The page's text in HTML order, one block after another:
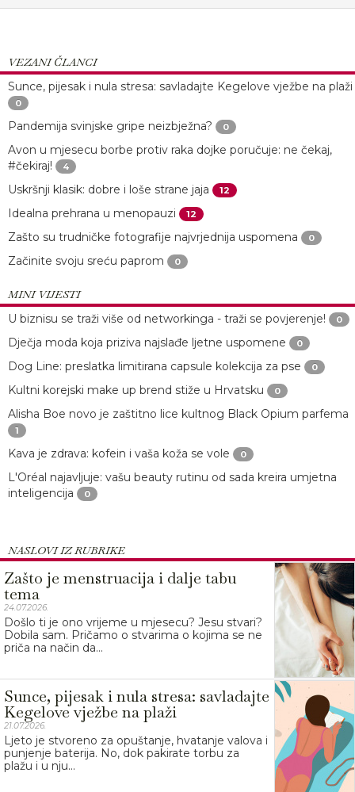
VEZANI ČLANCI
Sunce, pijesak i nula stresa: savladajte Kegelove vježbe na plaži
0
Pandemija svinjske gripe neizbježna? 0
Avon u mjesecu borbe protiv raka dojke poručuje: ne čekaj,
#čekiraj!
4
Uskršnji klasik: dobre i loše strane jaja 12
Idealna prehrana u menopauzi 12
Zašto su trudničke fotografije najvrjednija uspomena 0
Začinite svoju sreću paprom 0
MINI VIJESTI
U biznisu se traži više od networkinga - traži se povjerenje!
0
Dječja moda koja priziva najslađe ljetne uspomene 0
Dog Line: preslatka limitirana capsule kolekcija za pse 0
Kultni korejski make up brend stiže u Hrvatsku 0
Alisha Boe novo je zaštitno lice kultnog Black Opium parfema
1
Kava je zdrava: kofein i vaša koža se vole 0
L'Oréal najavljuje: vašu beauty rutinu od sada kreira umjetna
inteligencija
0
NASLOVI IZ RUBRIKE
Zašto je menstruacija i dalje tabu
tema
24.07.2026.
Došlo ti je ono vrijeme u mjesecu? Jesu stvari?
Dobila sam. Pričamo o stvarima o kojima se ne
priča na način da...
Sunce, pijesak i nula stresa: savladajte
Kegelove vježbe na plaži
21.07.2026.
Ljeto je stvoreno za opuštanje, hvatanje valova i
punjenje baterija. No, dok pakirate torbu za
plažu i u nju...